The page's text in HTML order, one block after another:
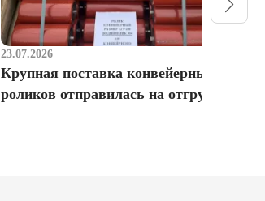
23.07.2026
Крупная поставка конвейерных
роликов отправилась на отгрузку